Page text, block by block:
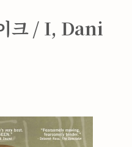
크 / I, Dani